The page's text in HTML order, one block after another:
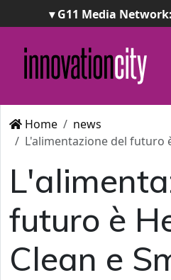
▾ G11 Media Network:
ImpresaCity |
Awards
Italian Project
Awards
Home
news
L'alimentazione del futuro
futuro è
Clean e